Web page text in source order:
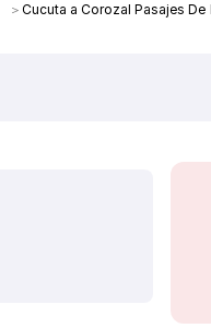
＞Cucuta a Corozal Pasajes De